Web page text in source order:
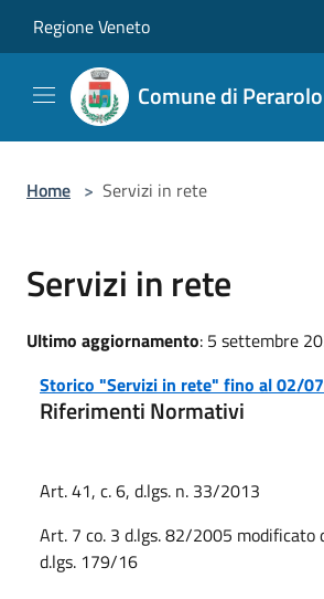
Regione Veneto
Comune di
Home > Servizi in rete
Servizi in rete
Ultimo aggiornamento: 5 settembre
Storico "Servizi in rete" fino al 02/
Riferimenti Normativi
Art. 41, c. 6, d.lgs. n. 33/2013
Art. 7 co. 3 d.lgs. 82/2005 modificato
d.lgs. 179/16